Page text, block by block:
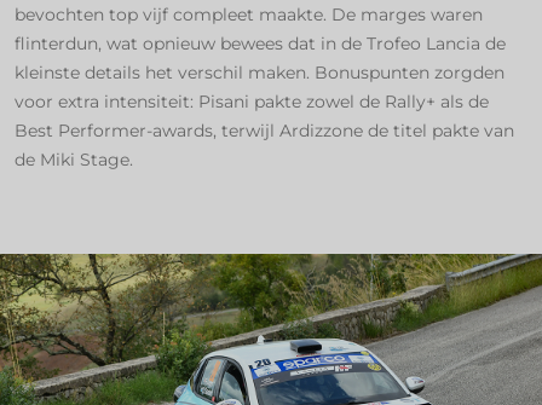
bevochten top vijf compleet maakte. De marges waren
flinterdun, wat opnieuw bewees dat in de Trofeo Lancia de
kleinste details het verschil maken. Bonuspunten zorgden
voor extra intensiteit: Pisani pakte zowel de Rally+ als de
Best Performer-awards, terwijl Ardizzone de titel pakte van
de Miki Stage.